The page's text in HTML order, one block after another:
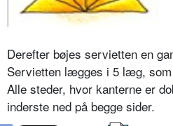
Derefter bøjes servietten en
Servietten lægges i 5 læg,
Alle steder, hvor kanterne er
inderste ned på begge sider.